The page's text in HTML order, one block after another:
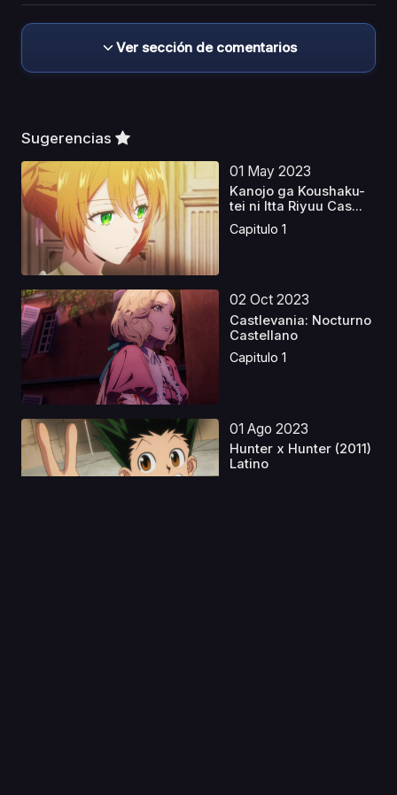
Ver sección de comentarios
Sugerencias
01 May 2023
Kanojo ga Koushaku-
tei ni Itta Riyuu Cas...
Capitulo 1
02 Oct 2023
Castlevania: Nocturno
Castellano
Capitulo 1
01 Ago 2023
Hunter x Hunter (2011)
Latino